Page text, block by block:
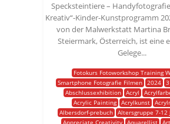
Specksteintiere – Handyfotografie
Kreativ“-Kinder-Kunstprogramm
von der Malwerkstatt Martina
Steiermark, Österreich, ist eine
Gelege...
Fotokurs Fotoworkshop Training
Smartphone Fotografie Filmen
2024
Abschlussexhibition
Acryl
Acrylic Painting Acrylkunst
Albersdorf-prebuch
Altersgruppe 7-12
Appreciate Creativity
Aquarellist